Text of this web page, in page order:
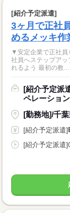
[紹介予定派遣]
3ヶ月で正社
めるメッキ作
▼安定企業で正社員
社員へステップア
れるよう 最初の教...
[紹介予定派
ペレーショ
[勤務地]/千
[紹介予定派遣]
[紹介予定派遣